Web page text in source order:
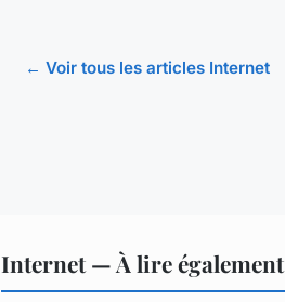
← Voir tous les articles Internet
Internet — À lire également